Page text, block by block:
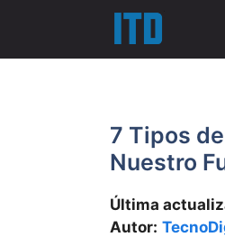
contenido
7 Tipos
Nuestro
Última
Autor: